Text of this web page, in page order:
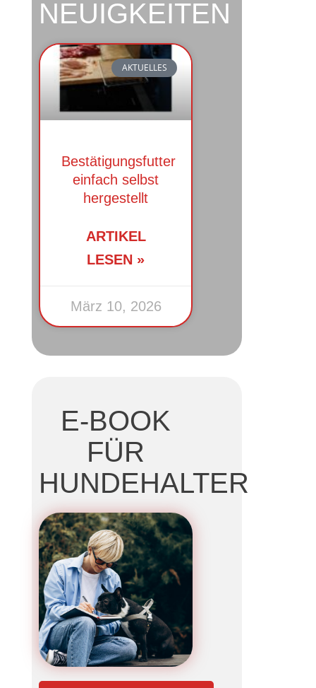
NEUIGKEITEN
AKTUELLES
Bestätigungsfutter
einfach selbst
hergestellt
ARTIKEL
LESEN »
März 10, 2026
E-BOOK
FÜR
HUNDEHALTER